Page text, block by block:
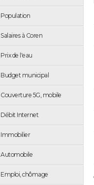
Population
Salaires à Coren
Prix de l'eau
Budget municipal
Couverture 5G, mobile
Débit Internet
Immobilier
Automobile
Emploi, chômage